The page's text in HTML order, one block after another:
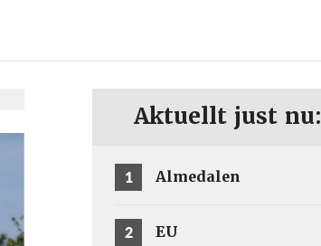
Aktuellt just nu:
1 Almedalen
2 EU